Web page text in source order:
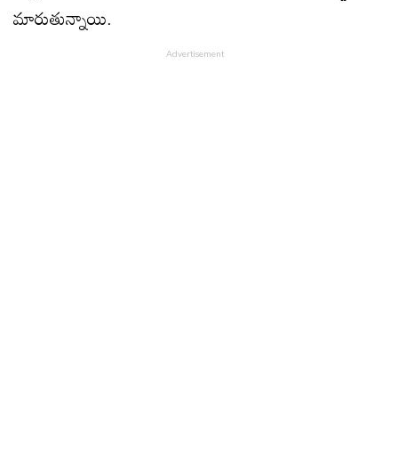
మారుతున్నాయి.